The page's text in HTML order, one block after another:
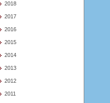
2018
2017
2016
2015
2014
2013
2012
2011